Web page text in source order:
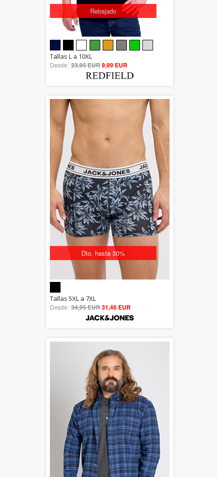
Rebajado
out of 5
Tallas L a 10XL
Desde: 23,95 EUR9,99 EUR
Dto. hasta 30%
5.00
out of 5
Tallas 5XL a 7XL
Desde: 34,95 EUR31,46 EUR